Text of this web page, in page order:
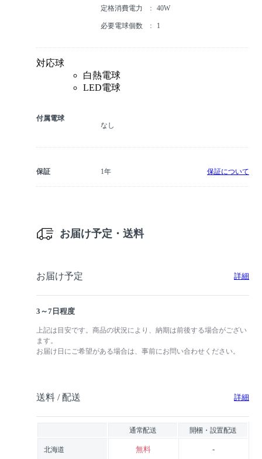
定格消費電力 40W
必要電球個数 1
対応球
白熱電球
LED電球
付属電球
なし
保証 1年 保証について
お届け予定・送料
お届け予定 詳細
3～7日程度
上記は目安です。商品の状況により、納期は前後する場合がござい
ます。
お届け日にご希望がある場合は、事前にお問い合わせください。
送料 / 配送 詳細
通常配送 開梱・設置配送
北海道 無料 -